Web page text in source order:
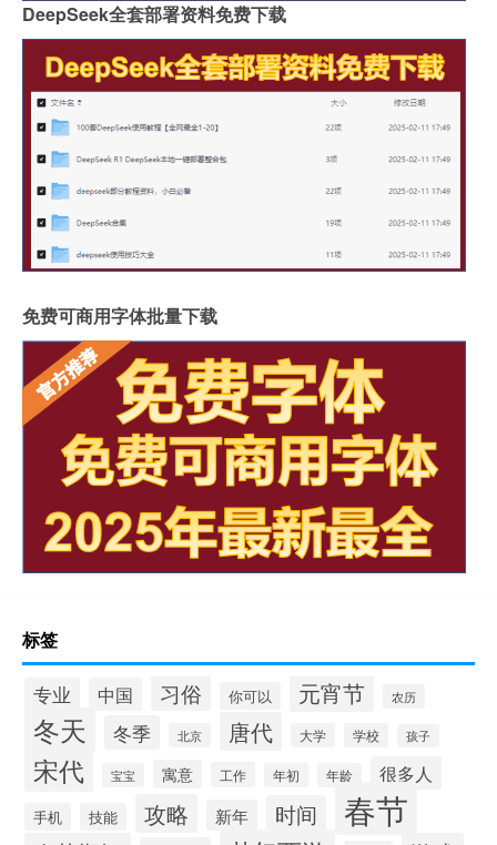
DeepSeek全套部署资料免费下载
免费可商用字体批量下载
标签
专业 中国 习俗 你可以 元宵节 农历
冬天 冬季 北京 唐代 大学 学校 孩子
宋代 宝宝 寓意 工作 年初 年龄 很多人
手机 技能 攻略 新年 时间 春节